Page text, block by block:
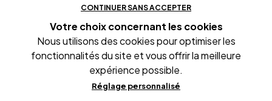
Ces avis proviennent directement de la fiche Google
Business de l'office notarial. Ils n'ont ni été collectés ni
été vérifiés par Alexia.fr.
Conditions générales d'utilisation
CONTINUER SANS ACCEPTER
Votre choix concernant les cookies
Nous utilisons des cookies pour optimiser les
fonctionnalités du site et vous offrir la meilleure
expérience possible.
Réglage personnalisé